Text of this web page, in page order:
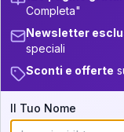
14-16
17.5-18.5
18.5-19
Completa"
Newsletter
speciali
Sconti e offerte
Il Tuo Nome